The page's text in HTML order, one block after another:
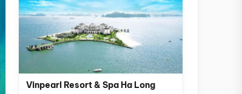
Vinpearl Resort & Spa Ha Long